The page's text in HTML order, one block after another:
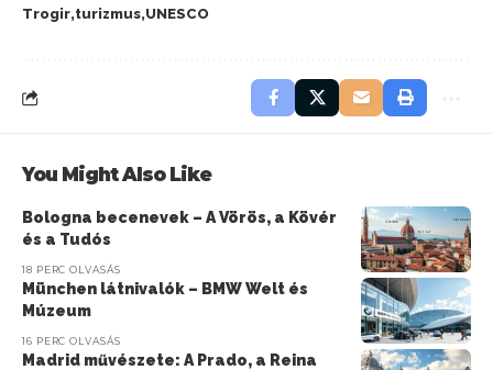
Trogir turizmus UNESCO
You Might Also Like
Bologna becenevek – A Vörös, a Kövér
és a Tudós
18 PERC OLVASÁS
München látnivalók – BMW Welt és
Múzeum
16 PERC OLVASÁS
Madrid művészete: A Prado, a Reina